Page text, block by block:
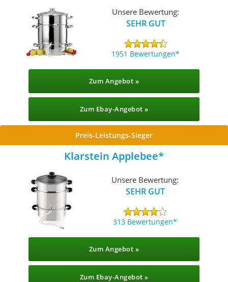
Unsere Bewertung:
SEHR GUT
1951 Bewertungen
Zum Angebot »
Zum Ebay-Angebot »
Preis-Leistungs-Sieger
Klarstein Applebee
Unsere Bewertung:
SEHR GUT
313 Bewertungen
Zum Angebot »
Zum Ebay-Angebot »